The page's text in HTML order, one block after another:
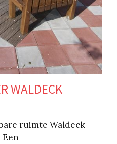
WALDECK
ruimte Waldeck